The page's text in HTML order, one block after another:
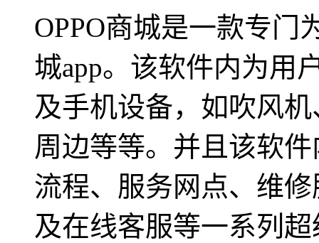
OPPO商城是一款专门
城app。该软件内为用
及手机设备，如吹风
周边等等。并且该软
流程、服务网点、维
及在线客服等一系列